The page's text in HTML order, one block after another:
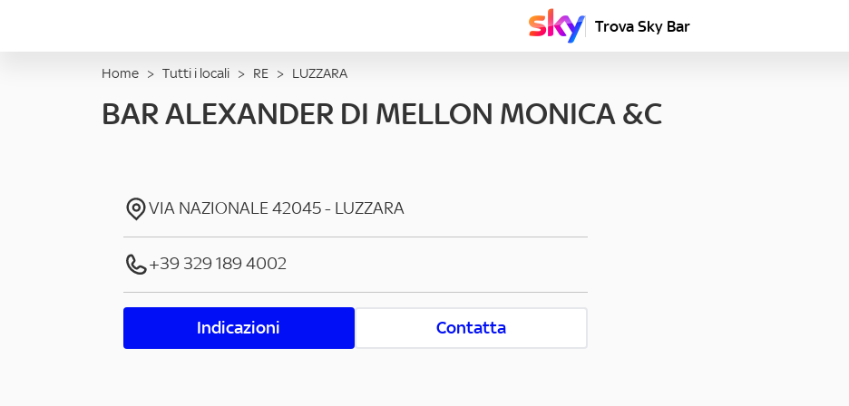
Trova Sky Bar
Home > Tutti i locali > RE > LUZZARA
BAR ALEXANDER DI MELLON MONICA &C
VIA NAZIONALE42045- LUZZARA
+39 329 189 4002
Indicazioni Contatta